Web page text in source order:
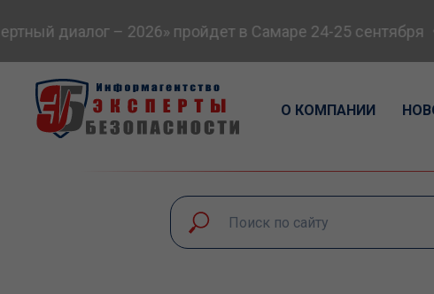
диалог – 2026» пройдет в Самаре 24-25 сентября
О КОМПАНИИ